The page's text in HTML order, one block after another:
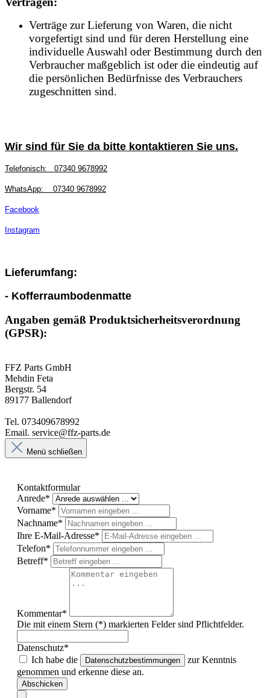
Verträge zur Lieferung von Waren, die nicht
vorgefertigt sind und für deren Herstellung eine
individuelle Auswahl oder Bestimmung durch den
Verbraucher maßgeblich ist oder die eindeutig auf
die persönlichen Bedürfnisse des Verbrauchers
zugeschnitten sind.
Wir sind für Sie da bitte kontaktieren Sie uns.
Telefonisch: 07340 9678992
WhatsApp: 07340 9678992
Facebook
Instagram
Lieferumfang:
- Kofferraumbodenmatte
Angaben gemäß Produktsicherheitsverordnung
(GPSR):
FFZ Parts GmbH
Mehdin Feta
Bergstr. 54
89177 Ballendorf
Tel. 073409678992
Email. service@ffz-parts.de
Menü schließen
Kontaktformular
Anrede*
Vorname*
Nachname*
Ihre E-Mail-Adresse*
Telefon*
Betreff*
Kommentar*
Die mit einem Stern (*) markierten Felder sind Pflichtfelder.
Datenschutz*
Ich habe die
Datenschutzbestimmungen
zur Kenntnis
genommen und erkenne diese an.
Abschicken